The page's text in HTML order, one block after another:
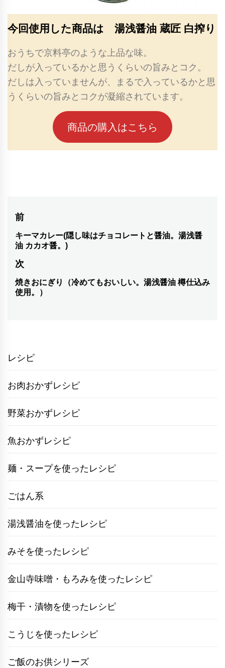
今回使用した商品は 湯浅醤油 蔵匠 白搾り
おうちで京料亭のような上品な味。
だしが入っているかと思うくらいの旨みとコク。
だしは入っていませんが、まるで入っているかと思
うくらいの旨みとコクが凝縮されています。
商品の購入はこちら
投
稿
ビ
ゲ
ン
前
前
の
投
稿:
キーマカレー(隠し味はチョコレートと醤油。湯浅醤
油 カカオ醤。)
次
次
の
焼きおにぎり（冷めてもおいしい。湯浅醤油 樽仕込み
使用。）
レシピ
お肉おかずレシピ
野菜おかずレシピ
魚おかずレシピ
麺・スープを使ったレシピ
ごはん系
湯浅醤油を使ったレシピ
みそを使ったレシピ
金山寺味噌・もろみを使ったレシピ
梅干・漬物を使ったレシピ
こうじを使ったレシピ
ご飯のお供シリーズ